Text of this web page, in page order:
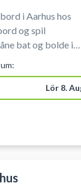
i Aarhus hos
og spil
bat og bolde i
Lör 8.